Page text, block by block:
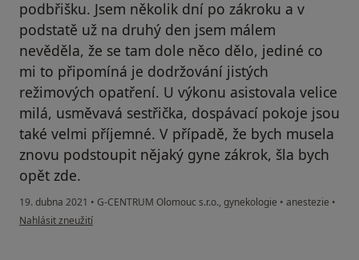
podbřišku. Jsem několik dní po zákroku a v
podstatě už na druhý den jsem málem
nevěděla, že se tam dole něco dělo, jediné co
mi to připomíná je dodržování jistých
režimových opatření. U výkonu asistovala velice
milá, usměvavá sestřička, dospávací pokoje jsou
také velmi příjemné. V případě, že bych musela
znovu podstoupit nějaký gyne zákrok, šla bych
opět zde.
19. dubna 2021 • G-CENTRUM Olomouc s.r.o., gynekologie • anestezie •
podle názoru uživatele Ver.Ka
Nahlásit zneužití